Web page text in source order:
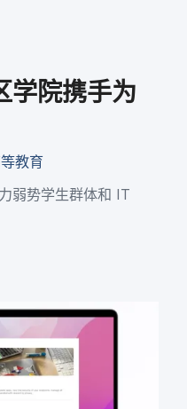
学院​携手​为​
教育
弱势学生​群体​和 IT